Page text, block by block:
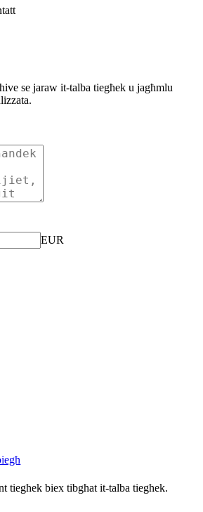
se jaraw it-talba tiegħek u jagħmlu
EUR
tiegħek biex tibgħat it-talba tiegħek.